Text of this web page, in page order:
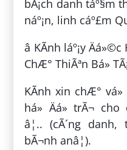
bÃ¡ch danh táº§m
náº¡n, linh cáº£m
â KÃ­nh láº¡y
ChÆ° ThiÃªn Bá»
KÃ­nh xin chÆ°
há» Äá» trÃ¬
â¦.. (cÃ´ng danh,
bÃ¬nh anâ¦).